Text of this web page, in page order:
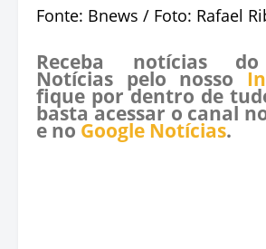
Fonte: Bnews / Foto: Rafael
Receba notícias do
Notícias pelo nosso
fique por dentro de
basta acessar o canal
e no Google Notícias.